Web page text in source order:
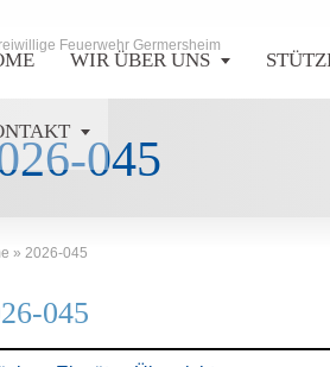
WIR ÜBER UNS
045
» 2026-045
045